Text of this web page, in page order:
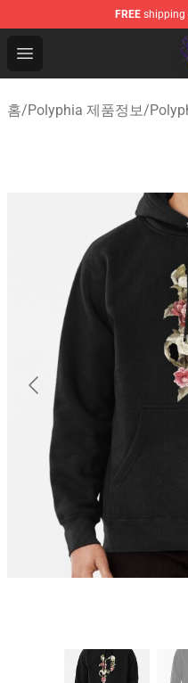
FREE shipping
Open menu
Polyphia Shop -
홈/Polyphia 제품정보/